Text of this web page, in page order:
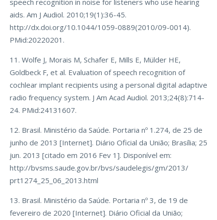
speech recognition in noise for listeners who use hearing
aids. Am J Audiol. 2010;19(1):36-45.
http://dx.doi.org/10.1044/1059-0889(2010/09-0014).
PMid:20220201.
11. Wolfe J, Morais M, Schafer E, Mills E, Mülder HE,
Goldbeck F, et al. Evaluation of speech recognition of
cochlear implant recipients using a personal digital adaptive
radio frequency system. J Am Acad Audiol. 2013;24(8):714-
24. PMid:24131607.
12. Brasil. Ministério da Saúde. Portaria nº 1.274, de 25 de
junho de 2013 [Internet]. Diário Oficial da União; Brasília; 25
jun. 2013 [citado em 2016 Fev 1]. Disponível em:
http://bvsms.saude.gov.br/bvs/saudelegis/gm/2013/
prt1274_25_06_2013.html
13. Brasil. Ministério da Saúde. Portaria nº 3, de 19 de
fevereiro de 2020 [Internet]. Diário Oficial da União;